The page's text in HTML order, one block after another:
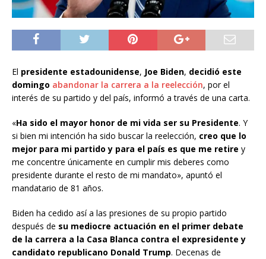
El presidente estadounidense, Joe Biden, decidió este
domingo abandonar la carrera a la reelección, por el
interés de su partido y del país, informó a través de una carta.
«Ha sido el mayor honor de mi vida ser su Presidente. Y
si bien mi intención ha sido buscar la reelección, creo que lo
mejor para mi partido y para el país es que me retire y
me concentre únicamente en cumplir mis deberes como
presidente durante el resto de mi mandato», apuntó el
mandatario de 81 años.
Biden ha cedido así a las presiones de su propio partido
después de su mediocre actuación en el primer debate
de la carrera a la Casa Blanca contra el expresidente y
candidato republicano Donald Trump. Decenas de